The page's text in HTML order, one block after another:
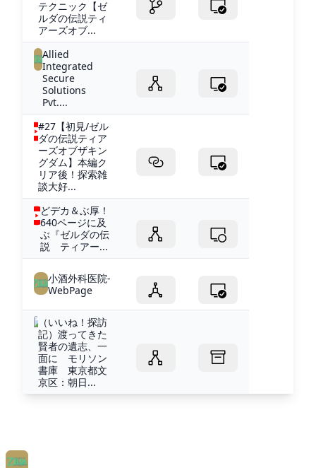
テクニック【ゼ
ルダの伝説ティ
アーズオブ...
Allied
Integrated
Secure
Solutions
Pvt....
#27【初見/ゼル
ダの伝説ティア
ーズオブザキン
グダム】本編ク
リア後！探索雑
談大好...
どデカ＆ぶ厚！
640ページに及
ぶ『ゼルダの伝
説 ティアー...
小酒外科医院-
WebPage
（いいね！探訪
記）渡ってきた
賢者の遺志、一
面に モリソン
書庫 東京都文
京区：朝日...